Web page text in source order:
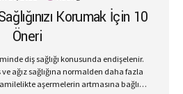
ki komşu dişleri bu boşluğu kapatmasın.
çapraşıklık ya da gömülü kalma...
Korumak İçin 10
Öneri
diş sağlığı konusunda endişelenir.
ağız sağlığına normalden daha fazla
aşermelerin artmasına bağlı